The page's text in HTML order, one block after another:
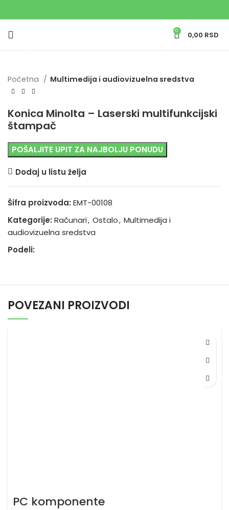
0 0,00 RSD
Početna Multimedija i audiovizuelna sredstva
Konica Minolta – Laserski multifunkcijski
štampač
POŠALJITE UPIT ZA NAJBOLJU PONUDU
Dodaj u listu želja
Šifra proizvoda: EMT-00108
Kategorije: Računari, Ostalo, Multimedija i
audiovizuelna sredstva
Podeli:
POVEZANI PROIZVODI
PC komponente